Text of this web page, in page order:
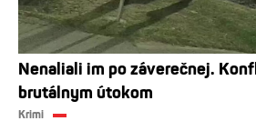
Nenaliali im po záverečnej.
brutálnym útokom
Krimi